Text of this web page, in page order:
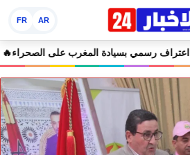
AR
FR
🔥 كولومبيا تحسم موقفها.. اعتراف رسمي